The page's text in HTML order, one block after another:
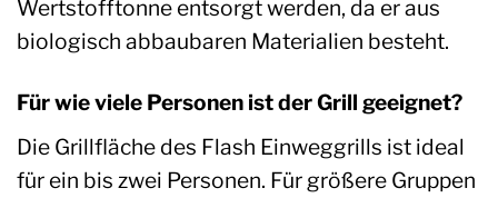
Wertstofftonne entsorgt werden, da er aus
biologisch abbaubaren Materialien besteht.
Für wie viele Personen ist der Grill geeignet?
Die Grillfläche des Flash Einweggrills ist ideal
für ein bis zwei Personen. Für größere Gruppen